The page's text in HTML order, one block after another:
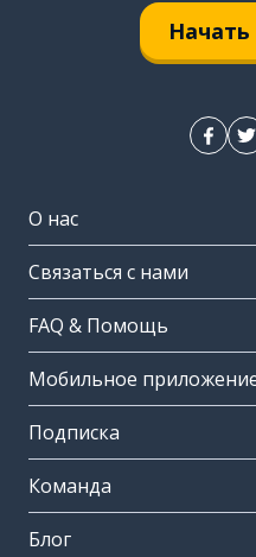
О нас
Связаться с нами
FAQ & Помощь
Мобильное
Подписка
Команда
Блог